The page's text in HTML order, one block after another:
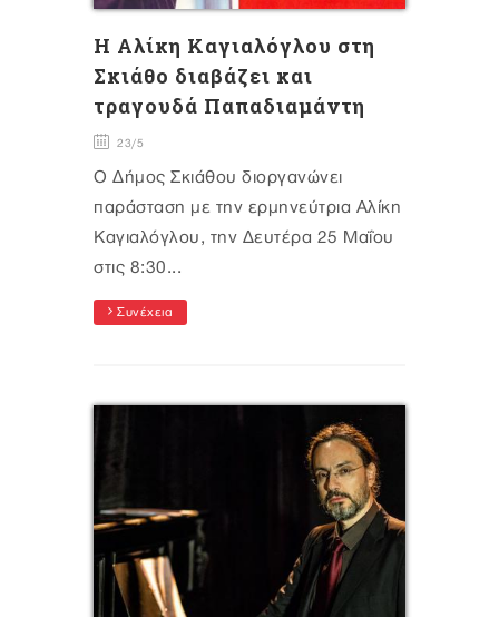
Η Αλίκη Καγιαλόγλου στη
Σκιάθο διαβάζει και
τραγουδά Παπαδιαμάντη
23/5
Ο Δήμος Σκιάθου διοργανώνει
παράσταση με την ερμηνεύτρια Αλίκη
Καγιαλόγλου, την Δευτέρα 25 Μαΐου
στις 8:30...
Συνέχεια